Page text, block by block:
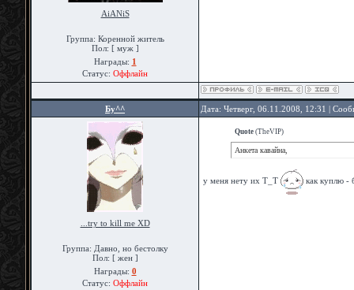
AiANiS
Группа: Коренной житель
Пол: [ муж ]
Награды: 1
Статус: Оффлайн
Бу^^ Дата: Четверг, 06.11.2008, 12:31 |
...try to kill me XD
Группа: Давно, но бестолку
Пол: [ жен ]
Награды: 0
Статус: Оффлайн
Quote (TheVIP)
Анкета кавайна,
у меня нету их Т_Т как куплю -